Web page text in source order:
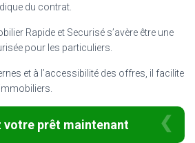
du contrat.
Rapide et Securisé s’avère être une
pour les particuliers.
et à l’accessibilité des offres, il facilite
votre prêt maintenant